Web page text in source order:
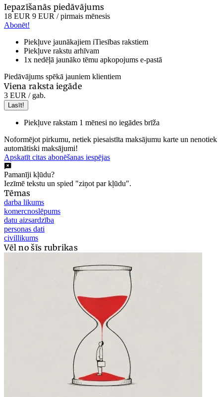
Iepazīšanās piedāvājums
18 EUR 9 EUR / pirmais mēnesis
Abonēt!
Piekļuve jaunākajiem iTiesības rakstiem
Piekļuve rakstu arhīvam
1x nedēļā jaunāko tēmu apkopojums e-pastā
Piedāvājums spēkā jauniem klientiem
Viena raksta iegāde
3 EUR / gab.
Lasīt!
Piekļuve rakstam 1 mēnesi no iegādes brīža
Noformējot pirkumu, netiek piesaistīta maksājumu karte un nenotiek
automātiski maksājumi!
Apskatīt citas abonēšanas iespējas
Pamanīji kļūdu?
Iezīmē tekstu un spied "ziņot par kļūdu".
Tēmas
darba likums
komercnoslēpums
datu aizsardzība
personas dati
civillikums
Vēl no šīs rubrikas